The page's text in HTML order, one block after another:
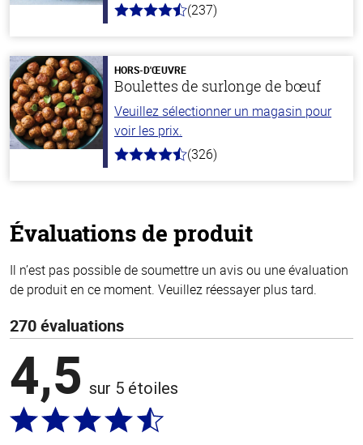
4.6
stars
(237)
HORS-D'ŒUVRE
Boulettes de surlonge de bœuf
Veuillez sélectionner un magasin pour
voir les prix.
4.6
(326)
Évaluations de produit
Il n’est pas possible de soumettre un avis ou une évaluation
de produit en ce moment. Veuillez réessayer plus tard.
270 évaluations
4,5 sur 5 étoiles